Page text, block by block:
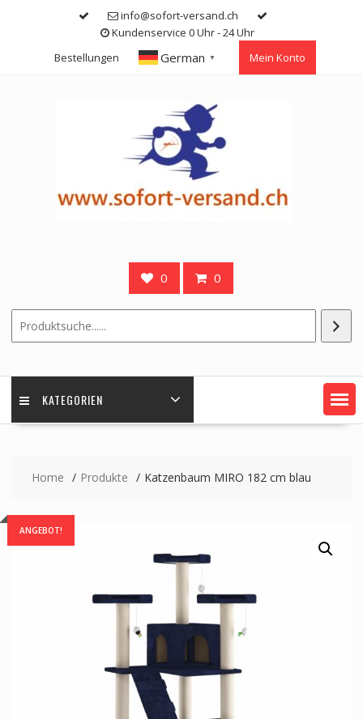
info@sofort-versand.ch
Kundenservice 0 Uhr - 24 Uhr
Bestellungen
German ▼ Mein Konto
0 0
KATEGORIEN
Home Produkte Katzenbaum MIRO 182 cm blau
ANGEBOT!